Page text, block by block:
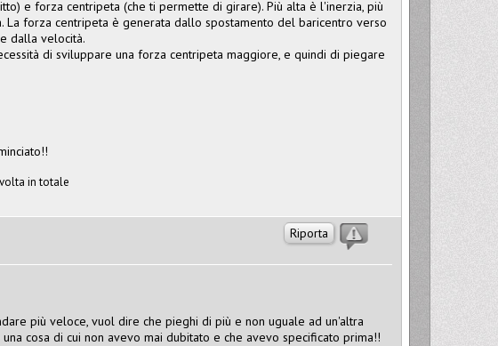
e forza centripeta (che ti permette di girare). Più alta è l'inerzia, più
forza centripeta è generata dallo spostamento del baricentro verso
dalla velocità.
di sviluppare una forza centripeta maggiore, e quindi di piegare
in totale
Riporta
più veloce, vuol dire che pieghi di più e non uguale ad un'altra
cosa di cui non avevo mai dubitato e che avevo specificato prima!!